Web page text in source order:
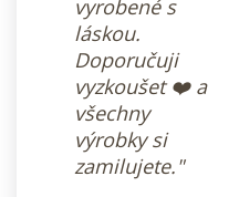
vyrobené s
láskou.
Doporučuji
vyzkoušet ❤️ a
všechny
výrobky si
zamilujete."